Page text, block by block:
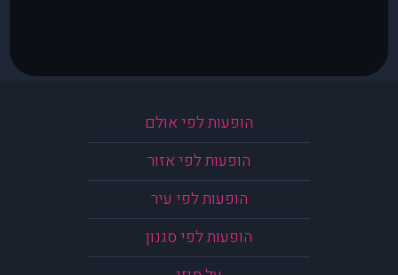
הופעות לפי אולם
הופעות לפי אזור
הופעות לפי עיר
הופעות לפי סגנון